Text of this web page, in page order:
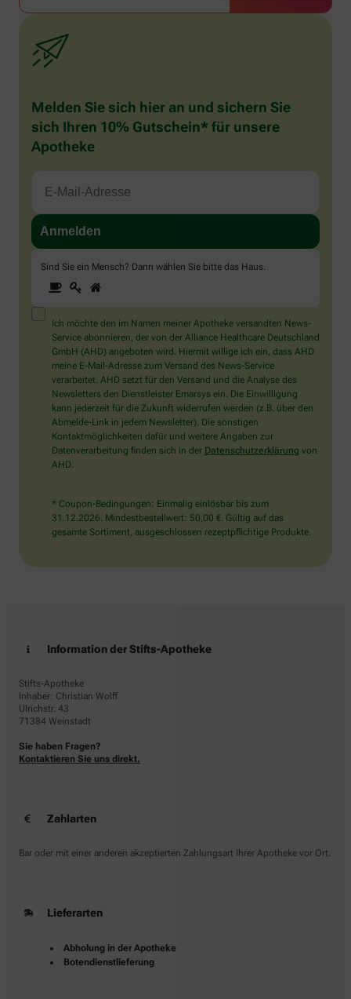
Melden Sie sich hier an und sichern Sie
sich Ihren 10% Gutschein* für unsere
Apotheke
Sind Sie ein Mensch? Dann wählen Sie bitte das Haus
Sie
ein
Mensch?
Dann
wählen
Sie
bitte
das
Haus.
1 2
Ich möchte den im Namen meiner Apotheke versandten News-
Service abonnieren, der von der Alliance Healthcare Deutschland
GmbH (AHD) angeboten wird. Hiermit willige ich ein, dass AHD
meine E-Mail-Adresse zum Versand des News-Service
verarbeitet. AHD setzt für den Versand und die Analyse des
Newsletters den Dienstleister Emarsys ein. Die Einwilligung
kann jederzeit für die Zukunft widerrufen werden (z.B. über den
Abmelde-Link in jedem Newsletter). Die sonstigen
Kontaktmöglichkeiten dafür und weitere Angaben zur
Datenverarbeitung finden sich in der Datenschutzerklärung von
AHD.
* Coupon-Bedingungen: Einmalig einlösbar bis zum
31.12.2026. Mindestbestellwert: 50,00 €. Gültig auf das
gesamte Sortiment, ausgeschlossen rezeptpflichtige Produkte.
Information der Stifts-Apotheke
Stifts-Apotheke
Inhaber: Christian Wolff
Ulrichstr. 43
71384 Weinstadt
Sie haben Fragen?
Kontaktieren Sie uns direkt.
Zahlarten
Bar oder mit einer anderen akzeptierten Zahlungsart Ihrer Apotheke vor Ort.
Lieferarten
Abholung in der Apotheke
Botendienstlieferung